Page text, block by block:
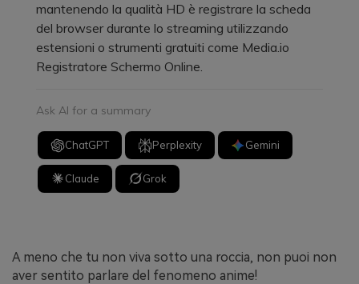
mantenendo la qualità HD è registrare la scheda
del browser durante lo streaming utilizzando
estensioni o strumenti gratuiti come Media.io
Registratore Schermo Online.
Ask AI for a summary
ChatGPT Perplexity Gemini
Claude Grok
A meno che tu non viva sotto una roccia, non puoi non
aver sentito parlare del fenomeno anime!